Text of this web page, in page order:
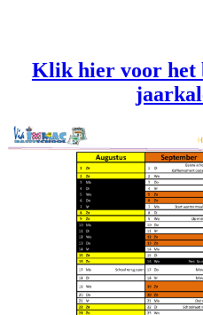
Klik hier voor het